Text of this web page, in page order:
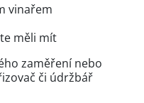
vinařem
měli mít
zaměření nebo
či údržbář